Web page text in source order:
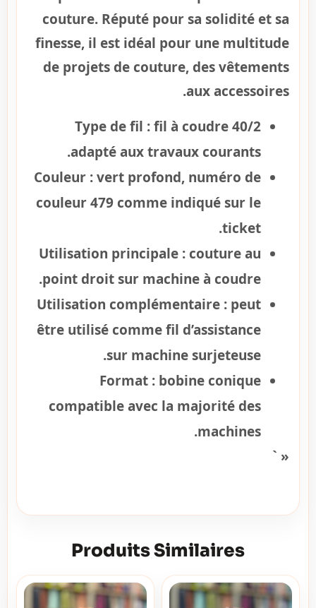
couture. Réputé pour sa solidité et sa
finesse, il est idéal pour une multitude
de projets de couture, des vêtements
aux accessoires.
Type de fil :fil à coudre 40/2
adapté aux travaux courants.
Couleur :vert profond, numéro de
couleur 479 comme indiqué sur le
ticket.
Utilisation principale : couture au
point droit sur machine à coudre.
Utilisation complémentaire : peut
être utilisé comme fil d’assistance
sur machine surjeteuse.
Format : bobine conique
compatible avec la majorité des
machines.
« `
Produits Similaires